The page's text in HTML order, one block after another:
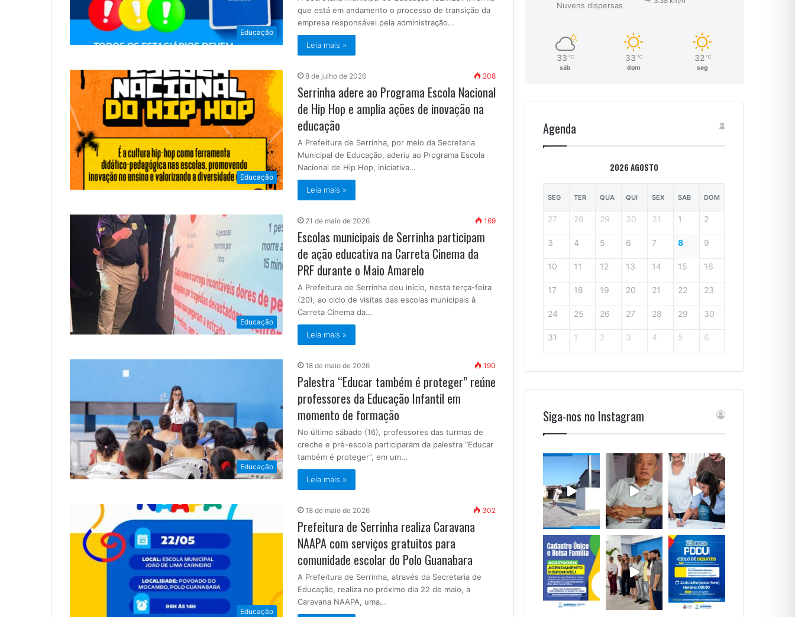
Educação
que está em andamento o processo de transição da
empresa responsável pela administração…
Leia mais »
Educação
8 de julho de 2026 208
Serrinha adere ao Programa Escola Nacional
de Hip Hop e amplia ações de inovação na
educação
A Prefeitura de Serrinha, por meio da Secretaria
Municipal de Educação, aderiu ao Programa Escola
Nacional de Hip Hop, iniciativa…
Leia mais »
Educação
21 de maio de 2026 169
Escolas municipais de Serrinha participam
de ação educativa na Carreta Cinema da
PRF durante o Maio Amarelo
A Prefeitura de Serrinha deu início, nesta terça-feira
(20), ao ciclo de visitas das escolas municipais à
Carreta Cinema da…
Leia mais »
Educação
18 de maio de 2026 190
Palestra “Educar também é proteger” reúne
professores da Educação Infantil em
momento de formação
No último sábado (16), professores das turmas de
creche e pré-escola participaram da palestra “Educar
também é proteger”, em um…
Leia mais »
Educação
18 de maio de 2026 302
Prefeitura de Serrinha realiza Caravana
NAAPA com serviços gratuitos para
comunidade escolar do Polo Guanabara
A Prefeitura de Serrinha, através da Secretaria de
Educação, realiza no próximo dia 22 de maio, a
Caravana NAAPA, uma…
Nuvens dispersas
33 ℃
sáb
33 ℃
dom
32 ℃
seg
Agenda
2026 AGOSTO
SEG TER QUA QUI SEX SAB DOM
27 28 29 30 31 1 2
3 4 5 6 7 8 9
10 11 12 13 14 15 16
17 18 19 20 21 22 23
24 25 26 27 28 29 30
31 1 2 3 4 5 6
Siga-nos no Instagram